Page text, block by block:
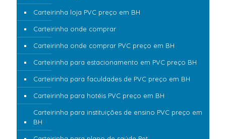
Carteirinha loja PVC preço em BH
Carteirinha onde comprar
Carteirinha onde comprar PVC preço em BH
Carteirinha para estacionamento em PVC preço BH
Carteirinha para faculdades de PVC preço em BH
Carteirinha para hotéis PVC preço em BH
Carteirinha para instituições de ensino PVC preço em
BH